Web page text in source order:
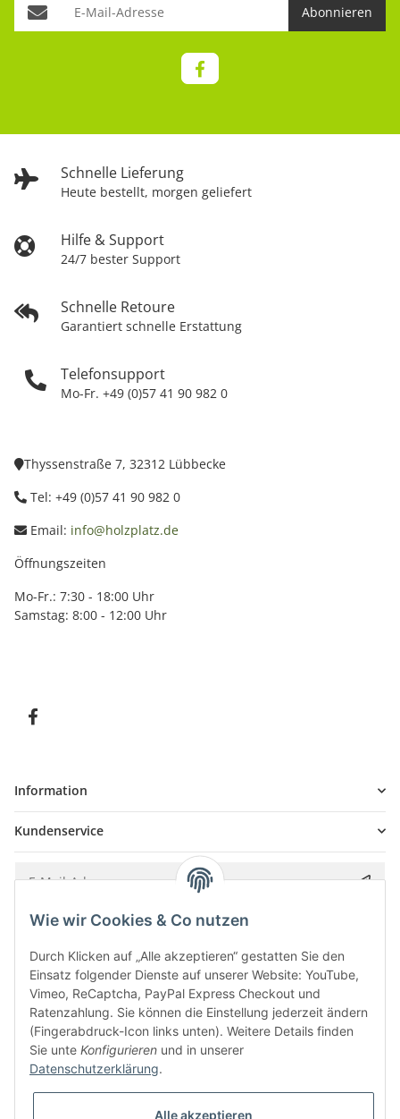
Schnelle Lieferung
Heute bestellt, morgen geliefert
Hilfe & Support
24/7 bester Support
Schnelle Retoure
Garantiert schnelle Erstattung
Telefonsupport
Mo-Fr. +49 (0)57 41 90 982 0
Abonnieren
Thyssenstraße 7, 32312 Lübbecke
Tel: +49 (0)57 41 90 982 0
Email: info@holzplatz.de
Öffnungszeiten
Mo-Fr.: 7:30 - 18:00 Uhr
Samstag: 8:00 - 12:00 Uhr
Information
Kundenservice
Bitte senden Sie mir entsprechend IhrerDatenschutzerklärung
* Alle Preise inkl. gesetzlicher USt., zzgl.
Wie wir Cookies & Co nutzen
Durch Klicken auf „Alle akzeptieren“ gestatten Sie den
Einsatz folgender Dienste auf unserer Website: YouTube,
Vimeo, ReCaptcha, PayPal Express Checkout und
Ratenzahlung. Sie können die Einstellung jederzeit ändern
(Fingerabdruck-Icon links unten). Weitere Details finden
Sie unte Konfigurieren und in unserer
Datenschutzerklärung.
Alle akzeptieren